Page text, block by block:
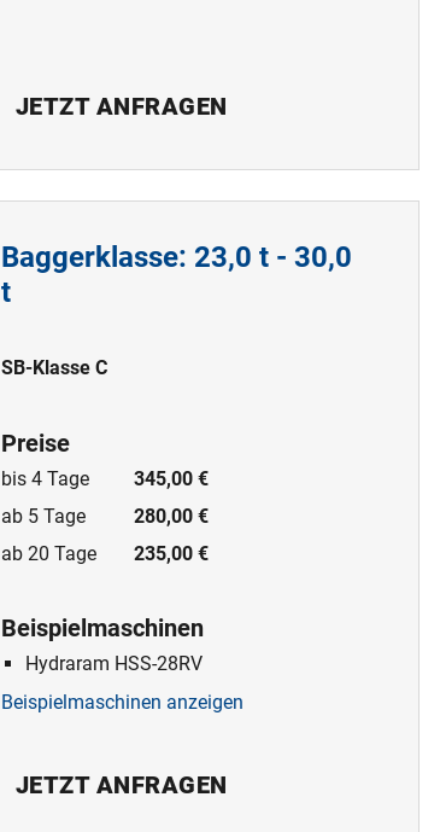
JETZT ANFRAGEN
Baggerklasse: 23,0 t - 30,0
t
SB-Klasse C
Preise
bis 4 Tage
345,00 €
ab 5 Tage
280,00 €
ab 20 Tage
235,00 €
Beispielmaschinen
Hydraram HSS-28RV
Beispielmaschinen anzeigen
JETZT ANFRAGEN